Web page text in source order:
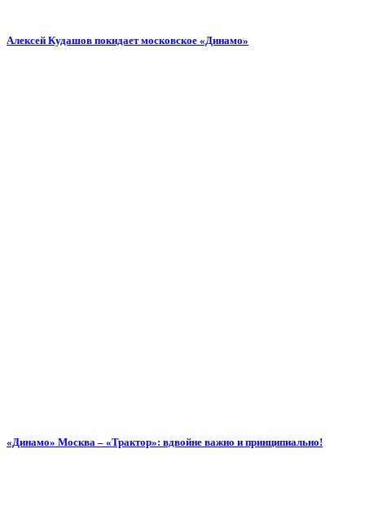
Алексей Кудашов покидает московское «Динамо»
«Динамо» Москва – «Трактор»: вдвойне важно и принципиально!